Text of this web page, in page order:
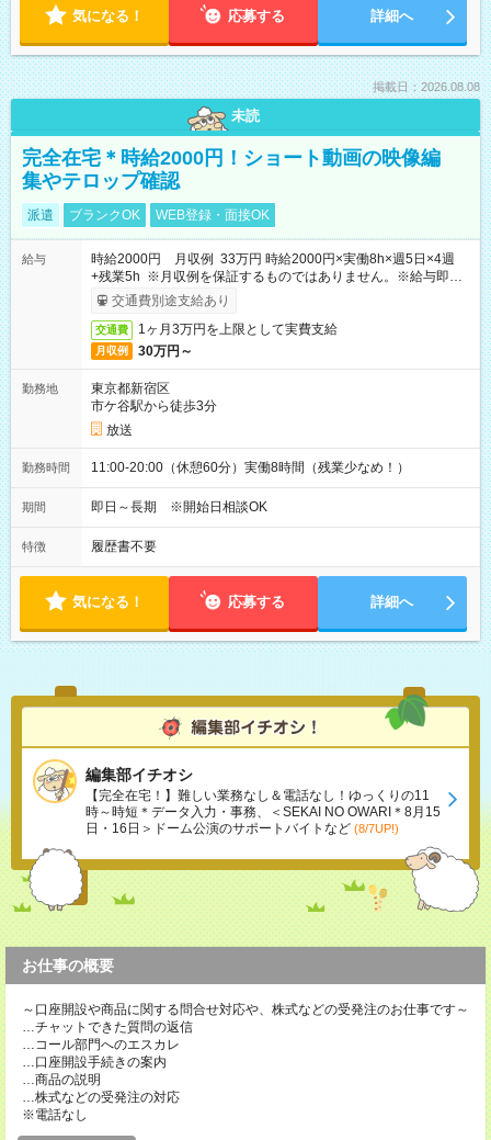
気になる！ 応募する 詳細へ
掲載日：2026.08.08
未読
完全在宅＊時給2000円！ショート動画の映像編
集やテロップ確認
派遣 ブランクOK WEB登録・面接OK
給与
時給2000円 月収例 33万円 時給2000円×実働8h×週5日×4週
+残業5h ※月収例を保証するものではありません。※給与即受
取りサービス利用可（利用条件有）
交通費別途支給あり
交通費 1ヶ月3万円を上限として実費支給
月収例 30万円～
勤務地
東京都新宿区
市ケ谷駅から徒歩3分
放送
勤務時間 11:00-20:00（休憩60分）実働8時間（残業少なめ！）
期間 即日～長期 ※開始日相談OK
特徴 履歴書不要
気になる！ 応募する 詳細へ
編集部イチオシ
【完全在宅！】難しい業務なし＆電話なし！ゆっくりの11
時～時短＊データ入力・事務、＜SEKAI NO OWARI＊8月15
日・16日＞ドーム公演のサポートバイトなど (8/7UP!)
お仕事の概要
～口座開設や商品に関する問合せ対応や、株式などの受発注のお仕事です～
…チャットできた質問の返信
…コール部門へのエスカレ
…口座開設手続きの案内
…商品の説明
…株式などの受発注の対応
※電話なし